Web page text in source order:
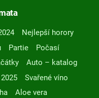
Nejlepší horory
Partie
Počasí
Auto – katalog
Svařené víno
Aloe vera